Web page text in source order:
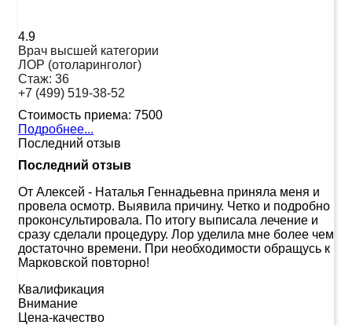
4.9
Врач высшей категории
ЛОР (отоларинголог)
Стаж: 36
+7 (499) 519-38-52
Стоимость приема: 7500
Подробнее...
Последний отзыв
Последний отзыв
От Алексей - Наталья Геннадьевна приняла меня и
провела осмотр. Выявила причину. Четко и подробно
проконсультировала. По итогу выписала лечение и
сразу сделали процедуру. Лор уделила мне более чем
достаточно времени. При необходимости обращусь к
Марковской повторно!
Квалификация
Внимание
Цена-качество